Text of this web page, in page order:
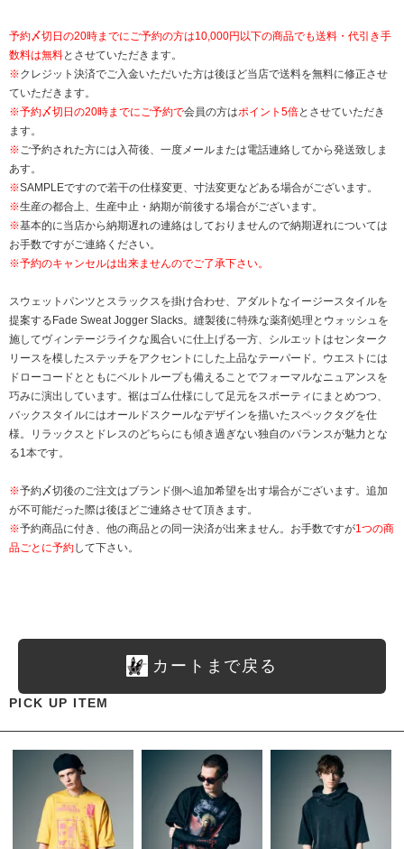
予約〆切日の20時までにご予約の方は10,000円以下の商品でも送料・代引き手
数料は無料とさせていただきます。
※クレジット決済でご入金いただいた方は後ほど当店で送料を無料に修正させ
ていただきます。
※予約〆切日の20時までにご予約で会員の方はポイント5倍とさせていただき
ます。
※ご予約された方には入荷後、一度メールまたは電話連絡してから発送致しま
あす。
※SAMPLEですので若干の仕様変更、寸法変更などある場合がございます。
※生産の都合上、生産中止・納期が前後する場合がございます。
※基本的に当店から納期遅れの連絡はしておりませんので納期遅れについては
お手数ですがご連絡ください。
※予約のキャンセルは出来ませんのでご了承下さい。
スウェットパンツとスラックスを掛け合わせ、アダルトなイージースタイルを
提案するFade Sweat Jogger Slacks。縫製後に特殊な薬剤処理とウォッシュを
施してヴィンテージライクな風合いに仕上げる一方、シルエットはセンターク
リースを模したステッチをアクセントにした上品なテーパード。ウエストには
ドローコードとともにベルトループも備えることでフォーマルなニュアンスを
巧みに演出しています。裾はゴム仕様にして足元をスポーティにまとめつつ、
バックスタイルにはオールドスクールなデザインを描いたスペックタグを仕
様。リラックスとドレスのどちらにも傾き過ぎない独自のバランスが魅力とな
る1本です。
※予約〆切後のご注文はブランド側へ追加希望を出す場合がございます。追加
が不可能だった際は後ほどご連絡させて頂きます。
※予約商品に付き、他の商品との同一決済が出来ません。お手数ですが1つの商
品ごとに予約して下さい。
カートまで戻る
PICK UP ITEM